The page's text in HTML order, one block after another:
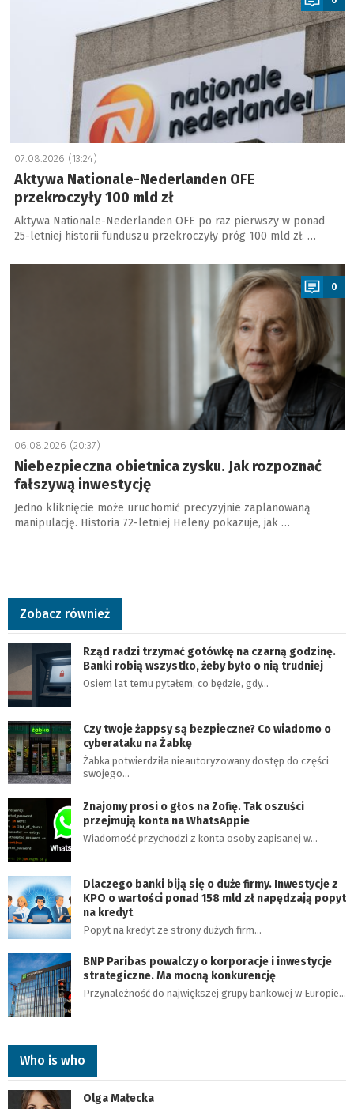
07.08.2026 (13:24)
Aktywa Nationale-Nederlanden OFE
przekroczyły 100 mld zł
Aktywa Nationale-Nederlanden OFE po raz pierwszy w ponad
25-letniej historii funduszu przekroczyły próg 100 mld zł. …
a
0
06.08.2026 (20:37)
Niebezpieczna obietnica zysku. Jak rozpoznać
fałszywą inwestycję
Jedno kliknięcie może uruchomić precyzyjnie zaplanowaną
manipulację. Historia 72-letniej Heleny pokazuje, jak …
Zobacz również
Rząd radzi trzymać gotówkę na czarną godzinę.
Banki robią wszystko, żeby było o nią trudniej
Osiem lat temu pytałem, co będzie, gdy…
Czy twoje żappsy są bezpieczne? Co wiadomo o
cyberataku na Żabkę
Żabka potwierdziła nieautoryzowany dostęp do części
swojego…
Znajomy prosi o głos na Zofię. Tak oszuści
przejmują konta na WhatsAppie
Wiadomość przychodzi z konta osoby zapisanej w…
Dlaczego banki biją się o duże firmy. Inwestycje z
KPO o wartości ponad 158 mld zł napędzają popyt
na kredyt
Popyt na kredyt ze strony dużych firm…
BNP Paribas powalczy o korporacje i inwestycje
strategiczne. Ma mocną konkurencję
Przynależność do największej grupy bankowej w Europie…
Who is who
Olga Małecka